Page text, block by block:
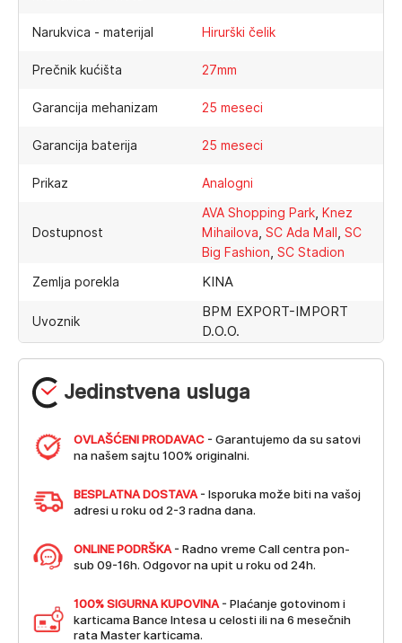
Jedinstvena usluga
OVLAŠĆENI PRODAVAC - Garantujemo da su satovi
na našem sajtu 100% originalni.
BESPLATNA DOSTAVA - Isporuka može biti na vašoj
adresi u roku od 2-3 radna dana.
ONLINE PODRŠKA - Radno vreme Call centra pon-
sub 09-16h. Odgovor na upit u roku od 24h.
100% SIGURNA KUPOVINA - Plaćanje gotovinom i
karticama Bance Intesa u celosti ili na 6 mesečnih
rata Master karticama.
Narukvica - materijal Hirurški čelik
Prečnik kućišta 27mm
Garancija mehanizam 25 meseci
Garancija baterija 25 meseci
Prikaz Analogni
Dostupnost
AVA Shopping Park, Knez
Mihailova, SC Ada Mall , SC
Big Fashion, SC Stadion
Zemlja porekla KINA
Uvoznik
BPM EXPORT-IMPORT
D.O.O.